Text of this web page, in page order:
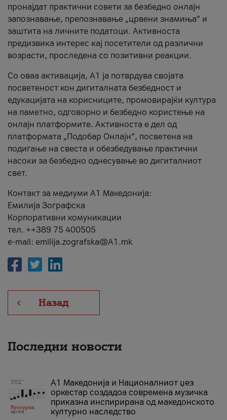
пронајдат практични совети за безбедно онлајн
запознавање, препознавање „црвени знамиња“ и
заштита на личните податоци. Активноста
предизвика интерес кај посетители од различни
возрасти, проследена со позитивни реакции.
Со оваа активација, А1 ја потврдува својата
посветеност кон дигиталната безбедност и
едукацијата на корисниците, промовирајќи култура
на паметно, одговорно и безбедно користење на
онлајн платформите. Активноста е дел од
платформата „Подобар Онлајн“, посветена на
подигање на свеста и обезбедување практични
насоки за безбедно однесување во дигиталниот
свет.
Контакт за медиуми А1 Македонија:
Емилија Зографска
Корпоративни комуникации
тел. ++389 75 400505
e-mail: emilija.zografska@A1.mk
Назад
Последни новости
А1 Македонија и Националниот џез
оркестар создадоа современа музичка
приказна инспирирана од македонското
културно наследство